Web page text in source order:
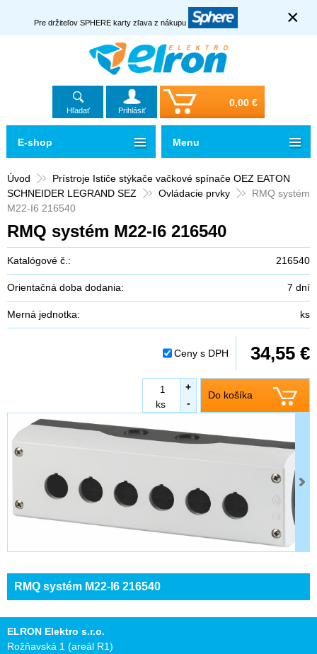
Pre držiteľov SPHERE karty zľava z nákupu ×
Hľadať Prihlásiť
0,00 €
Úvod
Prístroje Ističe stýkače vačkové spínače OEZ EATON
SCHNEIDER LEGRAND SEZ
Ovládacie prvky
RMQ systém
M22-I6 216540
RMQ systém M22-I6 216540
Katalógové č.: 216540
Orientačná doba dodania: 7 dní
Merná jednotka: ks
Ceny s DPH 34,55 €
Do košíka
-
ks
+
RMQ systém M22-I6 216540
E-shop Menu
ELRON Elektro s.r.o.
Rožňavská 1 (areál R1)